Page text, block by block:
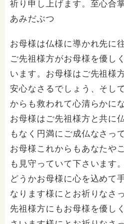
祈り申し上げます。至心合
あみだぶつ
お母様は仏様に導かれ先に
ご先祖様方がお母様を優し
います。お母様はご先祖様
安心なさるでしょう、そし
からも救われて心清らかに
お母様はご先祖様方と共に
もなく円満にご成仏なさっ
お母様これからもあなたや
も見守っていて下さいます。
どうかお母様に心を込めて
なります様にとお祈りなさ
先祖様方にもお母様を優し